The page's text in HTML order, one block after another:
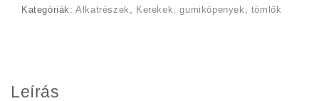
Kategóriák:Alkatrészek , Kerekek, gumiköpenyek, tömlők
Leírás